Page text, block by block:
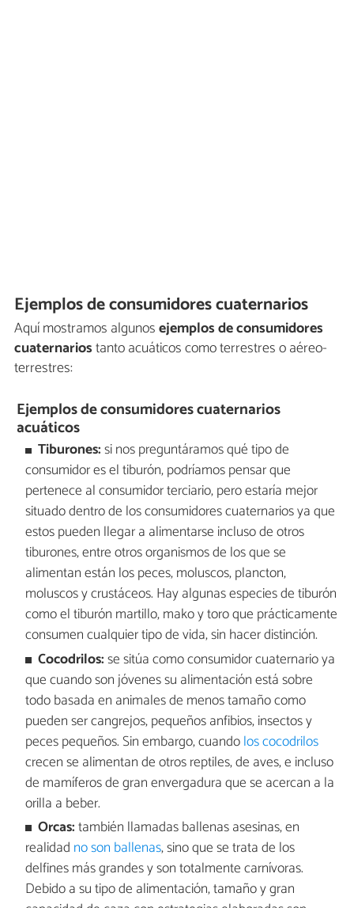
Ejemplos de consumidores cuaternarios
Aquí mostramos algunosejemplos de consumidores
cuaternariostanto acuáticos como terrestres o aéreo-
terrestres:
Ejemplos de consumidores cuaternarios
acuáticos
Tiburones:si nos preguntáramos qué tipo de
consumidor es el tiburón, podríamos pensar que
pertenece al consumidor terciario, pero estaría mejor
situado dentro de los consumidores cuaternarios ya que
estos pueden llegar a alimentarse incluso de otros
tiburones, entre otros organismos de los que se
alimentan están los peces, moluscos, plancton,
moluscos y crustáceos. Hay algunas especies de tiburón
como el tiburón martillo, mako y toro que prácticamente
consumen cualquier tipo de vida, sin hacer distinción.
Cocodrilos:se sitúa como consumidor cuaternario ya
que cuando son jóvenes su alimentación está sobre
todo basada en animales de menos tamaño como
pueden ser cangrejos, pequeños anfibios, insectos y
peces pequeños. Sin embargo, cuandolos cocodrilos
crecen se alimentan de otros reptiles, de aves, e incluso
de mamíferos de gran envergadura que se acercan a la
orilla a beber.
Orcas:también llamadas ballenas asesinas, en
realidad no son ballenas, sino que se trata de los
delfines más grandes y son totalmente carnívoras.
Debido a su tipo de alimentación, tamaño y gran